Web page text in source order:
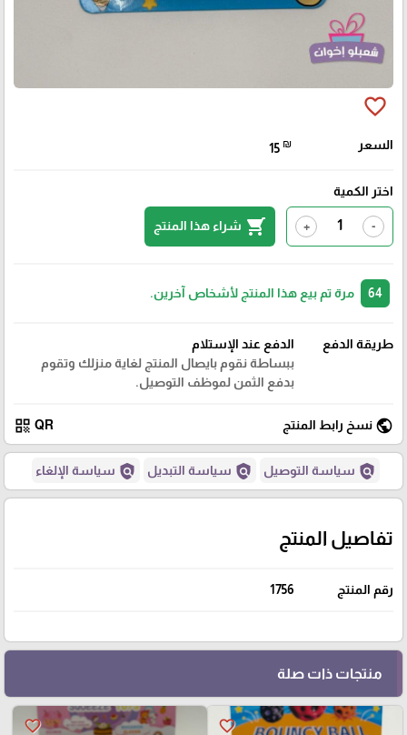
favorite_border
السعر 15 ₪
اختر الكمية
-
+
shopping_cart شراء هذا المنتج
مرة تم بيع هذا المنتج لأشخاص آخرين.
طريقة الدفع
الدفع عند الإستلام
ببساطة نقوم بايصال المنتج لغاية منزلك وتقوم
بدفع الثمن لموظف التوصيل.
public نسخ رابط المنتج QR
qr_code
policy سياسة التوصيل policy سياسة التبديل policy سياسة الإلغاء
تفاصيل المنتج
رقم المنتج 1756
منتجات ذات صلة
favorite_border
favorite_border